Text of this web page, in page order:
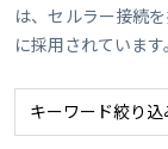
は、セルラー接続
に採用されています。
キーワード絞り込